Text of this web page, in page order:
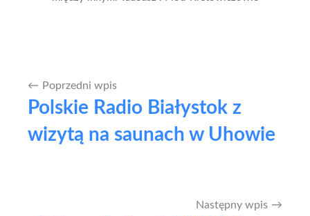
Nawigacja
wpisu
Poprzedni wpis
Polskie Radio Białystok z
wizytą na saunach w Uhowie
Następny wpis